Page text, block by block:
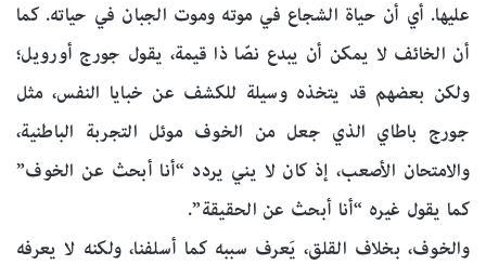
عليها. أي أن حياة الشجاع في موته وموت الجبان في حياته. كما
أن الخائف لا يمكن أن يبدع نصّا ذا قيمة، يقول جورج أورويل؛
ولكن بعضهم قد يتخذه وسيلة للكشف عن خبايا النفس، مثل
جورج باطاي الذي جعل من الخوف موئل التجربة الباطنية،
والامتحان الأصعب، إذ كان لا يني يردد “أنا أبحث عن الخوف”
كما يقول غيره “أنا أبحث عن الحقيقة”.
والخوف، بخلاف القلق، يَعرف سببه كما أسلفنا، ولكنه لا يعرفه